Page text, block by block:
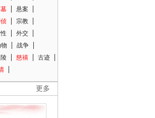
悬案
宗教
外交
战争
慈禧
古迹
更多